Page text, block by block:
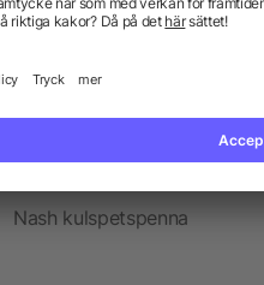
Nash kulspetspenna